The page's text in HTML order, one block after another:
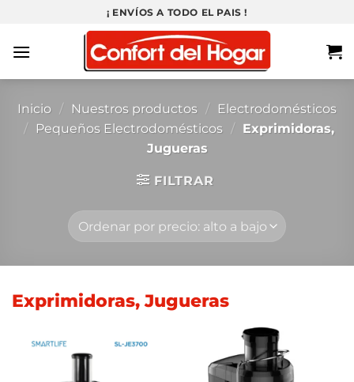
contenido
¡ ENVÍOS A TODO EL PAIS !
Inicio / Nuestros productos /
Electrodomésticos
/
Pequeños Electrodomésticos / Exprimidoras,
Jugueras
FILTRAR
Exprimidoras, Jugueras